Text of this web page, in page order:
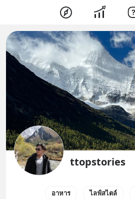
ttopstories
อาหาร ไลฟ์สไตล์